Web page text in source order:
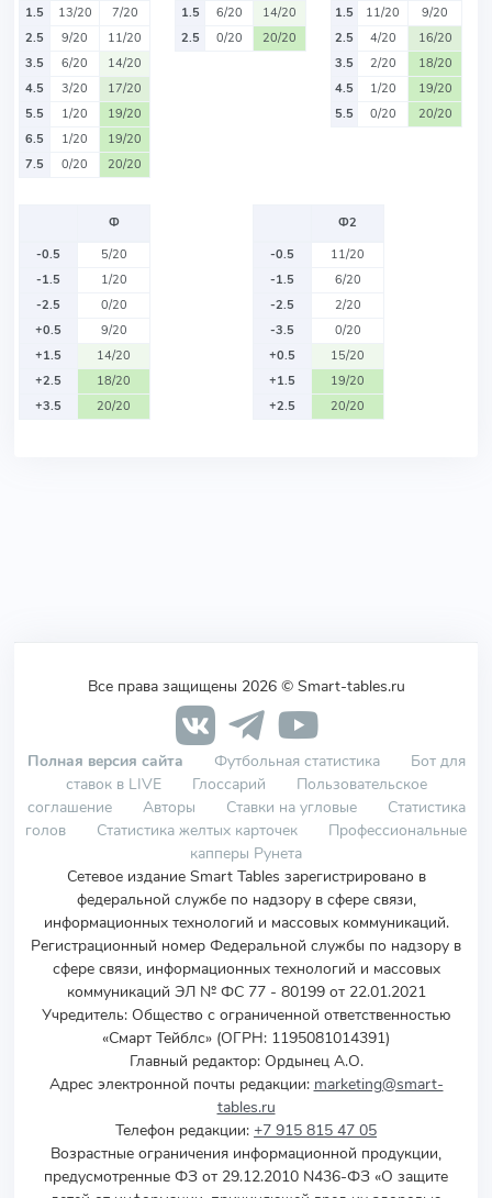
1.5
13/20
7/20
2.5
9/20
11/20
3.5
6/20
14/20
4.5
3/20
17/20
5.5
1/20
19/20
6.5
1/20
19/20
7.5
0/20 20/20
1.5
6/20
14/20
2.5
0/20 20/20
1.5
11/20
9/20
2.5
4/20
16/20
3.5
2/20
18/20
4.5
1/20
19/20
5.5
0/20 20/20
Ф
-0.5
5/20
-1.5
1/20
-2.5
0/20
+0.5
9/20
+1.5
14/20
+2.5
18/20
+3.5
20/20
Ф2
-0.5
11/20
-1.5
6/20
-2.5
2/20
-3.5
0/20
+0.5
15/20
+1.5
19/20
+2.5
20/20
Все права защищены 2026 © Smart-tables.ru
Полная версия сайта Футбольная статистика
Бот для
ставок в LIVE
Глоссарий
Пользовательское
соглашение
Авторы Ставки на угловые
Статистика
голов
Статистика желтых карточек
Профессиональные
капперы Рунета
Сетевое издание Smart Tables зарегистрировано в
федеральной службе по надзору в сфере связи,
информационных технологий и массовых коммуникаций.
Регистрационный номер Федеральной службы по надзору в
сфере связи, информационных технологий и массовых
коммуникаций ЭЛ № ФС 77 - 80199 от 22.01.2021
Учредитель: Общество с ограниченной ответственностью
«Смарт Тейблс» (ОГРН: 1195081014391)
Главный редактор: Ордынец А.О.
Адрес электронной почты редакции: marketing@smart-
tables.ru
Телефон редакции: +7 915 815 47 05
Возрастные ограничения информационной продукции,
предусмотренные ФЗ от 29.12.2010 N436-ФЗ «О защите